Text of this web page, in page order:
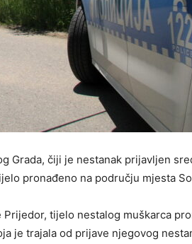
Grada, čiji je nestanak prijavljen
pronađeno na području mjesta
tijelo nestalog muškarca
je trajala od prijave njegovog